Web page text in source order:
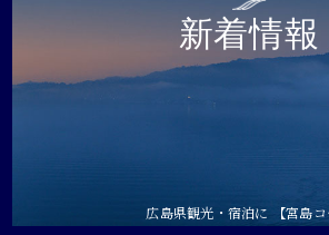
レストラン・カフェ
MIYAJIMA CAFE
広島県観光・宿泊に 【宮島
新着情報